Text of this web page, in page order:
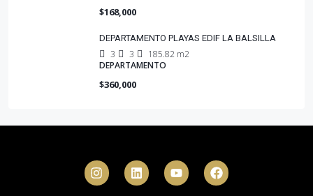
$168,000
DEPARTAMENTO PLAYAS EDIF LA BALSILLA
3 3
185.82 m2
DEPARTAMENTO
$360,000